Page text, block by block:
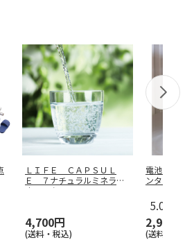
ＬＩＦＥ ＣＡＰＳＵＬ
Ｅ ７ナチュラルミネラル
ウォーター
4,700円
(送料・税込)
電池のいら
ンタン
5.0
2,980円
(送料・税込)